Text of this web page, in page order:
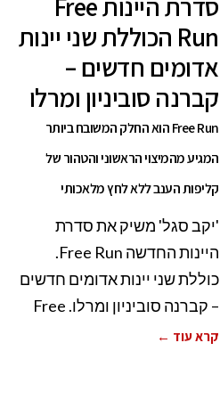
Run הכוללת שני יינות
אדומים חדשים –
קברנה סוביניון ומרלו
Free Run הוא החלק המשובח ביותר
המגיע מהמיצוי הראשוני והטהור של
קליפות הענב ללא לחץ מלאכותי
'יקב סגל' משיק את סדרת
היינות החדשה Free Run.
כוללת שני יינות אדומים חדשים
– קברנה סוביניון ומרלו. Free
קרא עוד ←